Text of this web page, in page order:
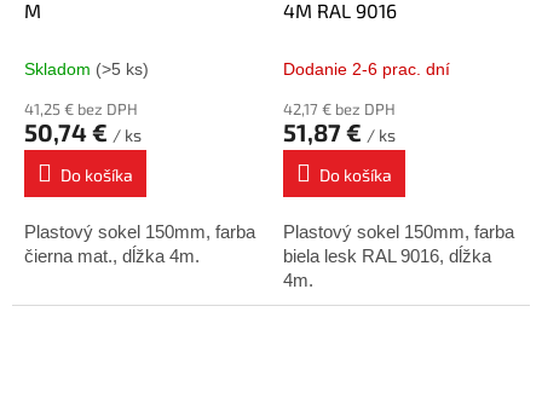
M
Skladom (>5 ks)
41,25 € bez DPH
50,74 € / ks
Do košíka
Plastový sokel 150mm, farba
čierna mat., dĺžka 4m.
4M RAL 9016
Dodanie 2-6 prac. dní
42,17 € bez DPH
51,87 € / ks
Do košíka
Plastový sokel 150mm, farba
biela lesk RAL 9016, dĺžka
4m.